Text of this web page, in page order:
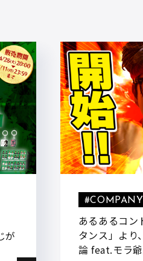
が
あるあるコ
タンス」より
論 feat.モラ
#COMPANY